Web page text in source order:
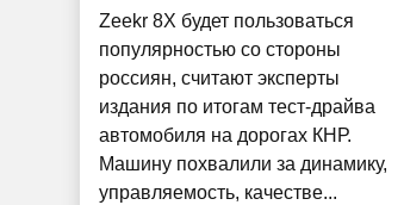
Zeekr 8X будет пользоваться
популярностью со стороны
россиян, считают эксперты
издания по итогам тест-драйва
автомобиля на дорогах КНР.
Машину похвалили за динамику,
управляемость, качестве...